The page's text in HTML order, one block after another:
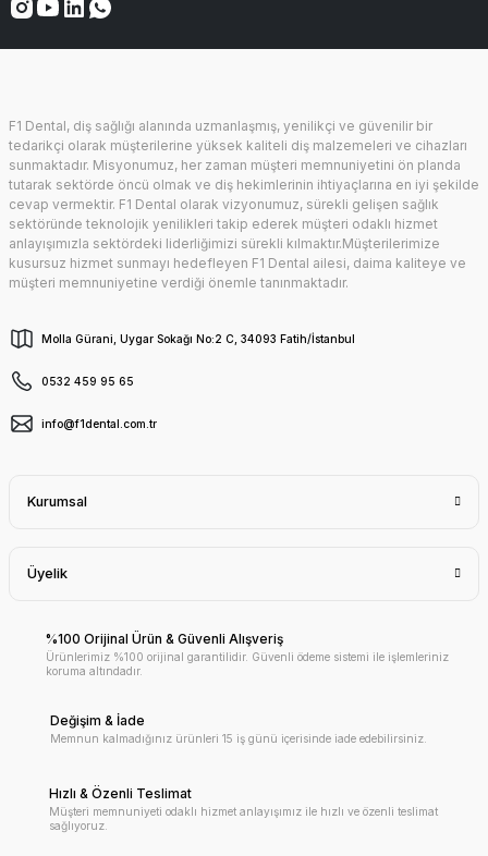
F1 Dental, diş sağlığı alanında uzmanlaşmış, yenilikçi ve güvenilir bir
tedarikçi olarak müşterilerine yüksek kaliteli diş malzemeleri ve cihazları
sunmaktadır. Misyonumuz, her zaman müşteri memnuniyetini ön planda
tutarak sektörde öncü olmak ve diş hekimlerinin ihtiyaçlarına en iyi şekilde
cevap vermektir. F1 Dental olarak vizyonumuz, sürekli gelişen sağlık
sektöründe teknolojik yenilikleri takip ederek müşteri odaklı hizmet
anlayışımızla sektördeki liderliğimizi sürekli kılmaktır.Müşterilerimize
kusursuz hizmet sunmayı hedefleyen F1 Dental ailesi, daima kaliteye ve
müşteri memnuniyetine verdiği önemle tanınmaktadır.
Molla Gürani, Uygar Sokağı No:2 C, 34093 Fatih/İstanbul
0532 459 95 65
info@f1dental.com.tr
Kurumsal
Üyelik
%100 Orijinal Ürün & Güvenli Alışveriş
Ürünlerimiz %100 orijinal garantilidir. Güvenli ödeme sistemi ile işlemleriniz
koruma altındadır.
Değişim & İade
Memnun kalmadığınız ürünleri 15 iş günü içerisinde iade edebilirsiniz.
Hızlı & Özenli Teslimat
Müşteri memnuniyeti odaklı hizmet anlayışımız ile hızlı ve özenli teslimat
sağlıyoruz.